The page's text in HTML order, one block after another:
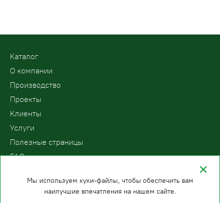
Kаталог
О компании
Производство
Проекты
Клиенты
Услуги
Полезные страницы
FAQ
Мы используем куки-файлы, чтобы обеспечить вам
наилучшие впечатления на нашем сайте.